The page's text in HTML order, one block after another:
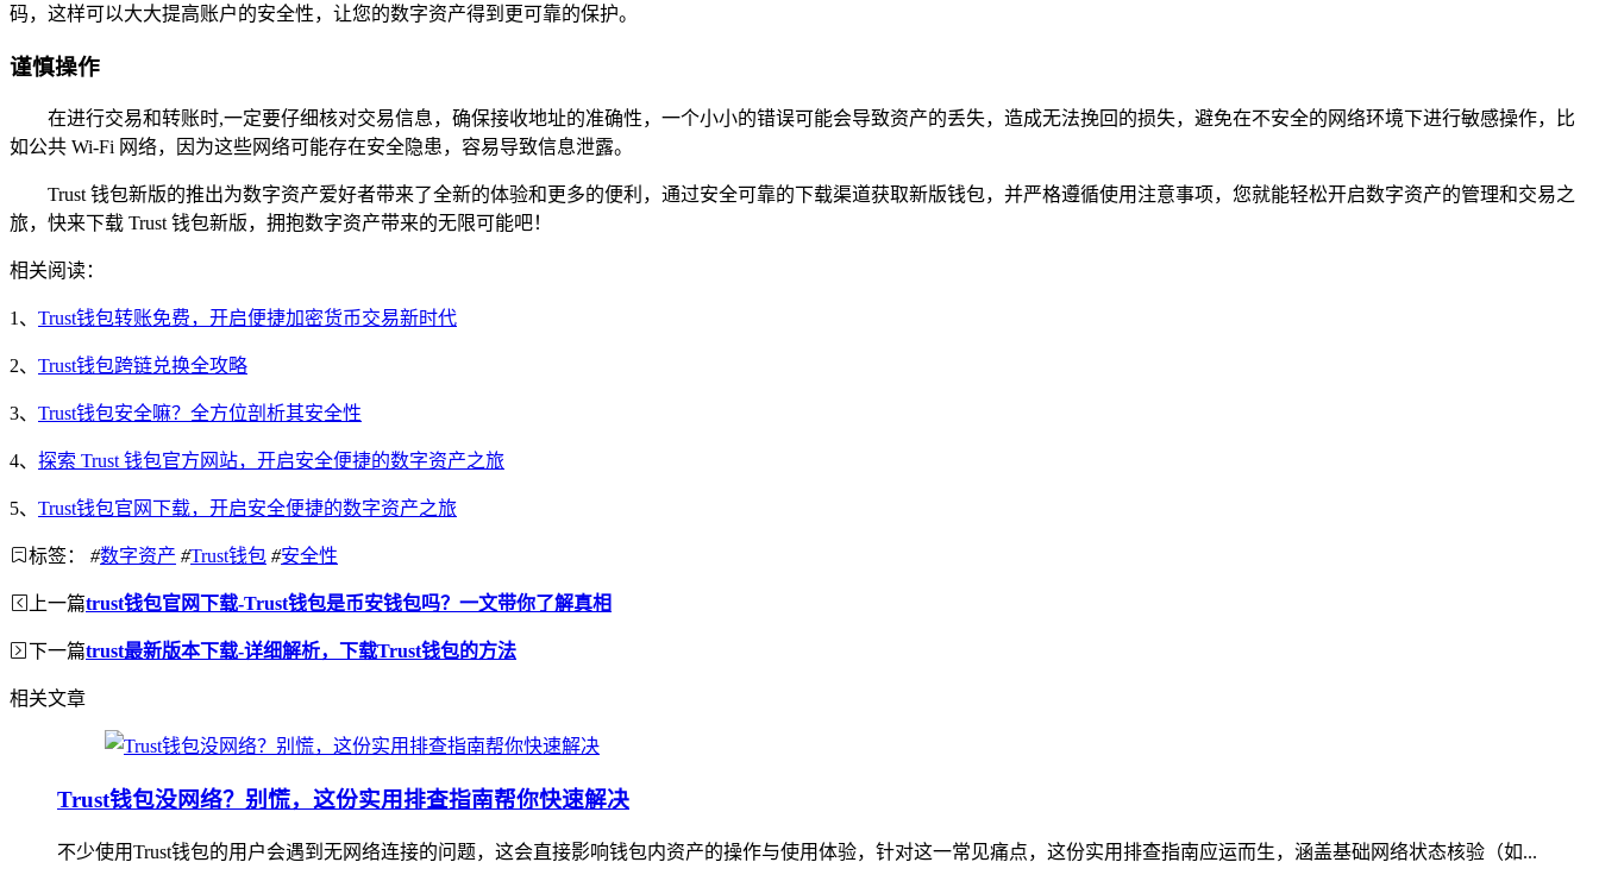
码，这样可以大大提高账户的安全性，让您的数字资产得到更可靠的保护。
谨慎操作
在进行交易和转账时,一定要仔细核对交易信息，确保接收地址的准确性，一个小小的错误可能会导致资产的丢失，造成无法挽回的损失，避免在不安全的网络环境下进行敏感操作，比
如公共 Wi-Fi 网络，因为这些网络可能存在安全隐患，容易导致信息泄露。
Trust 钱包新版的推出为数字资产爱好者带来了全新的体验和更多的便利，通过安全可靠的下载渠道获取新版钱包，并严格遵循使用注意事项，您就能轻松开启数字资产的管理和交易之
旅，快来下载 Trust 钱包新版，拥抱数字资产带来的无限可能吧！
相关阅读：
1、 Trust钱包转账免费，开启便捷加密货币交易新时代
2、 Trust钱包跨链兑换全攻略
3、 Trust钱包安全嘛？全方位剖析其安全性
4、 探索 Trust 钱包官方网站，开启安全便捷的数字资产之旅
5、 Trust钱包官网下载，开启安全便捷的数字资产之旅
标签： #数字资产 #Trust钱包 #安全性
上一篇trust钱包官网下载-Trust钱包是币安钱包吗？一文带你了解真相
下一篇trust最新版本下载-详细解析，下载Trust钱包的方法
相关文章
Trust钱包没网络？别慌，这份实用排查指南帮你快速解决
不少使用Trust钱包的用户会遇到无网络连接的问题，这会直接影响钱包内资产的操作与使用体验，针对这一常见痛点，这份实用排查指南应运而生，涵盖基础网络状态核验（如...